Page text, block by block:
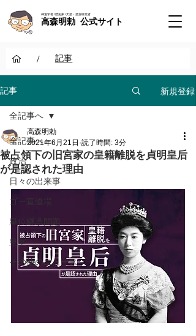
神道学者 / 歴史家 / 天皇・皇室研究者
高森明勅 公式サイト
/ 記事
記事 新規登録
全記事へ
政治
日々の出来事
ゴー宣道場
皇位継承問題
皇室
その他のニュース
全記事へ
被占領下の旧宮家の皇籍離脱を貞明皇后
が是認された理由
高森明勅
2021年6月21日 読了時間: 3分